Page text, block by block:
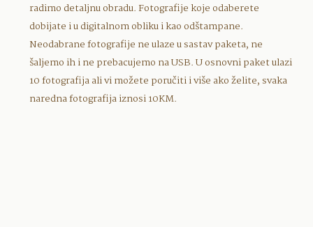
radimo detaljnu obradu. Fotografije koje odaberete
dobijate i u digitalnom obliku i kao odštampane.
Neodabrane fotografije ne ulaze u sastav paketa, ne
šaljemo ih i ne prebacujemo na USB. U osnovni paket ulazi
10 fotografija ali vi možete poručiti i više ako želite, svaka
naredna fotografija iznosi 10KM.